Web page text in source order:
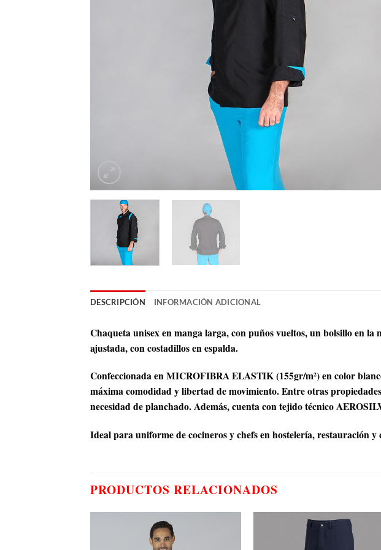
DESCRIPCIÓN INFORMACIÓN ADICIONAL
Chaqueta unisex en manga larga, con puños vueltos, un bolsillo en
ajustada, con costadillos en espalda.
Confeccionada en MICROFIBRA ELASTIK (155gr/m²) en color
máxima comodidad y libertad de movimiento. Entre otras
necesidad de planchado. Además, cuenta con tejido técnico
Ideal para uniforme de cocineros y chefs en hostelería, restauración y
PRODUCTOS RELACIONADOS